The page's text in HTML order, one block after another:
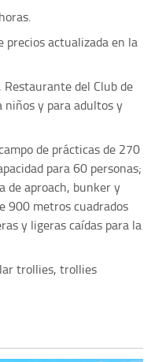
precios actualizada en la
Restaurante del Club de
niños y para adultos y
de prácticas de 270
para 60 personas;
de aproach, bunker y
900 metros cuadrados
y ligeras caídas para la
trollies, trollies